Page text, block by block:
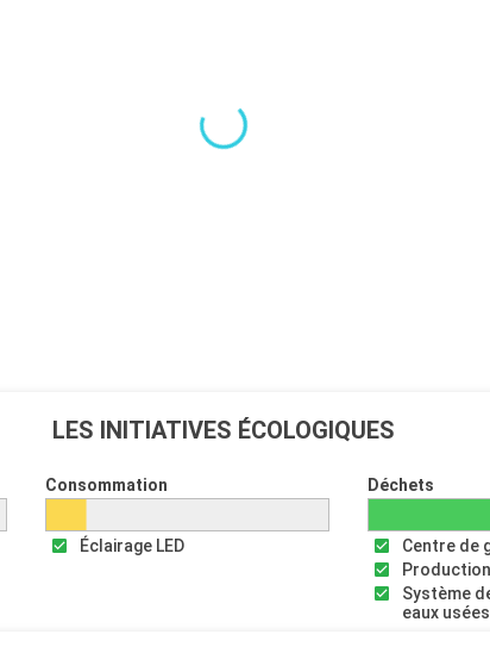
LES INITIATIVES ÉCOLOGIQUES
Consommation
Éclairage LED
Déchets
Centre de
Système
eaux usées